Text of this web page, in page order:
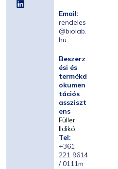
Email:
rendeles
@biolab.
hu
Beszerz
ési és
termékd
okumen
tációs
assziszt
ens
Füller
Ildikó
Tel:
+361
221 9614
/ 0111m